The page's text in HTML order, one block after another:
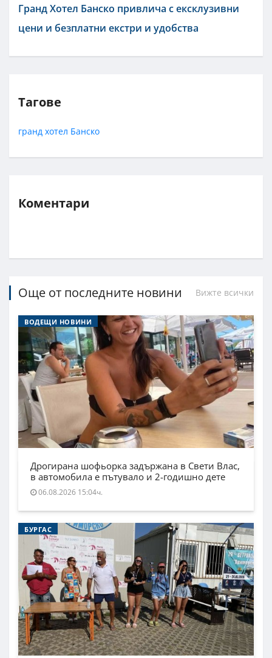
Гранд Хотел Банско привлича с ексклузивни
цени и безплатни екстри и удобства
Тагове
гранд хотел Банско
Коментари
Още от последните новини Вижте всички
ВОДЕЩИ НОВИНИ
Дрогирана шофьорка задържана в Свети Влас,
в автомобила е пътувало и 2-годишно дете
06.08.2026 15:04ч.
БУРГАС